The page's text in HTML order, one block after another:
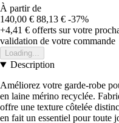
À partir de
140,00 € 88,13 € -37%
+4,41 € offerts sur votre
validation de votre commande
Loading...
Description
Améliorez votre garde-robe
en laine mérino recyclée.
offre une texture côtelée
en fait un essentiel pour toute